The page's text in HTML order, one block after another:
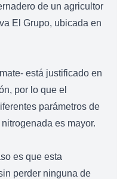
de un agricultor
El Grupo, ubicada en
está justificado en
por lo que el
parámetros de
es mayor.
es que esta
perder ninguna de